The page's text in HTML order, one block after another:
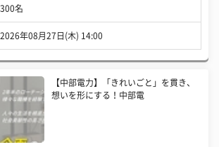
300名
2026年08月27日(木) 14:00
【中部電力】「きれいごと」を貫き、
想いを形にする！中部電